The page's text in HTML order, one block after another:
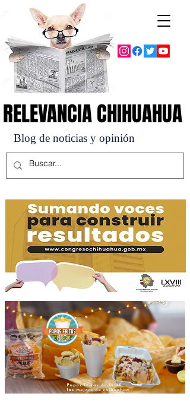
Blog de noticias y opinión
RELEVANCIA CHIHUAHUA
RELEVANCIA CHIHUAHUA